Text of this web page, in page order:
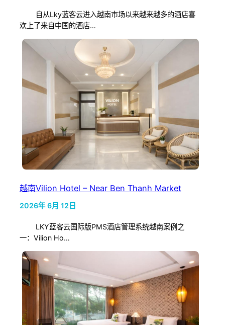
自从Lky蓝客云进入越南市场以来越来越多的酒店喜
欢上了来自中国的酒店…
越南Vilion Hotel – Near Ben Thanh Market
2026年 6月 12日
LKY蓝客云国际版PMS酒店管理系统越南案例之
一：Vilion Ho…